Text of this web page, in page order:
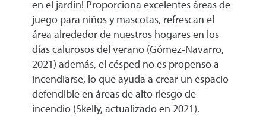
en el jardín! Proporciona excelentes áreas de
juego para niños y mascotas, refrescan el
área alrededor de nuestros hogares en los
días calurosos del verano (Gómez-Navarro,
2021) además, el césped no es propenso a
incendiarse, lo que ayuda a crear un espacio
defendible en áreas de alto riesgo de
incendio (Skelly, actualizado en 2021).